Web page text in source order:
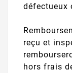
défectueux
reçu et
hors frais